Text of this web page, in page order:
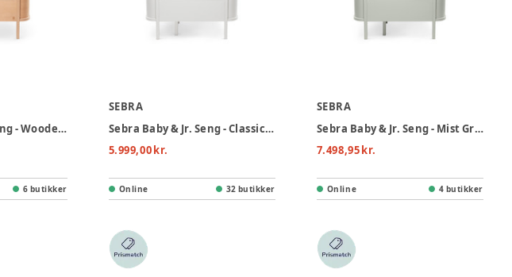
Sebra Baby & Jr. Seng - Wooden Edition
6 butikker
SEBRA
Sebra Baby & Jr. Seng - Classic White
5.999,00 kr.
Online 32 butikker
SEBRA
Sebra Baby & Jr. Seng - Mist Green
7.498,95 kr.
Online 4 butikker